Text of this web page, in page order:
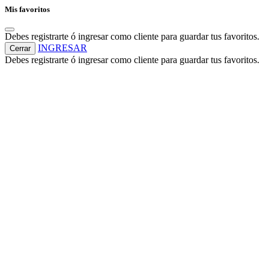
Mis favoritos
Debes registrarte ó ingresar como cliente para guardar tus favoritos.
Cerrar
INGRESAR
Debes registrarte ó ingresar como cliente para guardar tus favoritos.